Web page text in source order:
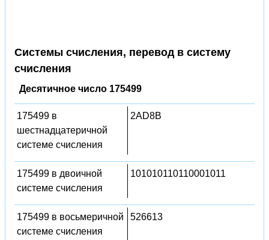
Системы счисления, перевод в систему
счисления
Десятичное число 175499
175499 в
шестнадцатеричной
системе счисления
2AD8B
175499 в двоичной
системе счисления
101010110110001011
175499 в восьмеричной
системе счисления
526613